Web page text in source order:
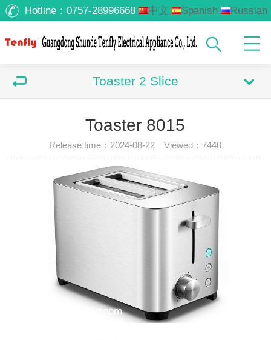
Hotline： 0757-28996668 中文 Spanish
Russian
Toaster 2 Slice
Toaster 8015
Release time：2024-08-22 Viewed：7440
Double click to zoom